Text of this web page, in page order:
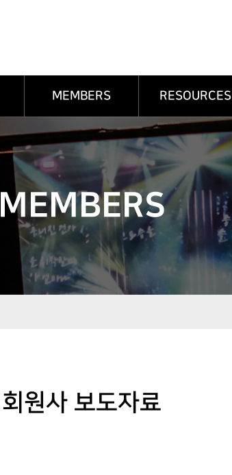
MEMBERS RESOURCES
MEMBERS
회원사 보도자료